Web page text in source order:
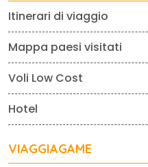
Itinerari di viaggio
Mappa paesi visitati
Voli Low Cost
Hotel
VIAGGIAGAME